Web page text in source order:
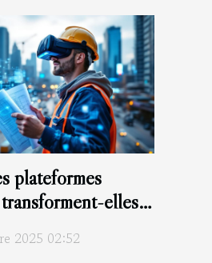
plateformes
elles
2025 02:52